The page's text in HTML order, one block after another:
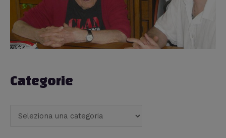
Categorie